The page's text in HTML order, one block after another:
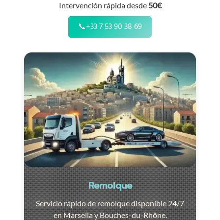
Intervención rápida desde 50€
📞+33 7 53 90 38 69
Remolque
Servicio rápido de remolque disponible 24/7
en Marsella y Bouches-du-Rhône.